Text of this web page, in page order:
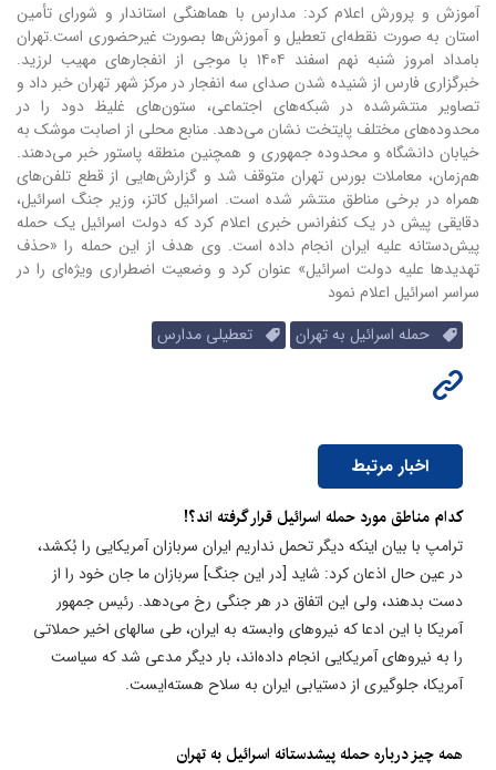
آموزش و پرورش اعلام کرد: مدارس با هماهنگی استاندار و شورای تأمین
استان به صورت نقطه‌ای تعطیل و آموزش‌ها بصورت غیرحضوری است.تهران
بامداد امروز شنبه نهم اسفند ۱۴۰۴ با موجی از انفجارهای مهیب لرزید.
خبرگزاری فارس از شنیده شدن صدای سه انفجار در مرکز شهر تهران خبر داد و
تصاویر منتشرشده در شبکه‌های اجتماعی، ستون‌های غلیظ دود را در
محدوده‌های مختلف پایتخت نشان می‌دهد. منابع محلی از اصابت موشک به
خیابان دانشگاه و محدوده جمهوری و همچنین منطقه پاستور خبر می‌دهند.
هم‌زمان، معاملات بورس تهران متوقف شد و گزارش‌هایی از قطع تلفن‌های
همراه در برخی مناطق منتشر شده است. اسرائیل کاتز، وزیر جنگ اسرائیل،
دقایقی پیش در یک کنفرانس خبری اعلام کرد که دولت اسرائیل یک حمله
پیش‌دستانه علیه ایران انجام داده است. وی هدف از این حمله را «حذف
تهدیدها علیه دولت اسرائیل» عنوان کرد و وضعیت اضطراری ویژه‌ای را در
سراسر اسرائیل اعلام نمود
حمله اسرائیل به تهران
تعطیلی مدارس
اخبار مرتبط
کدام مناطق مورد حمله اسرائیل قرار گرفته اند؟!
ترامپ با بیان اینکه دیگر تحمل نداریم ایران سربازان آمریکایی را بُکشد،
در عین حال اذعان کرد: شاید [در این جنگ] سربازان ما جان خود را از
دست بدهند، ولی این اتفاق در هر جنگی رخ می‌دهد. رئیس جمهور
آمریکا با این ادعا که نیروهای وابسته به ایران، طی سالهای اخیر حملاتی
را به نیروهای آمریکایی انجام داده‌اند، بار دیگر مدعی شد که سیاست
آمریکا، جلوگیری از دستیابی ایران به سلاح هسته‌ایست.
همه چیز درباره حمله پیشدستانه اسرائیل به تهران